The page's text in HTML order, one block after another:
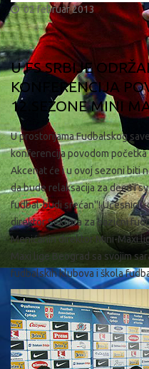
02 februar 2013
U FS SRBIJE
KONFERENCIJA
12.SEZONE MINI
U prostorijama Fudbalskog
konferencija povodom
Akcenat će i u ovoj sezoni biti
da bude relaksacija za decu i
fudbal-budi srećan''! Učesnici
direktor Sektora za bazični
Menićanin direktor Mini-Maxi
Maxi lige Beograd sa svojim
fudbalskih klubova i škola